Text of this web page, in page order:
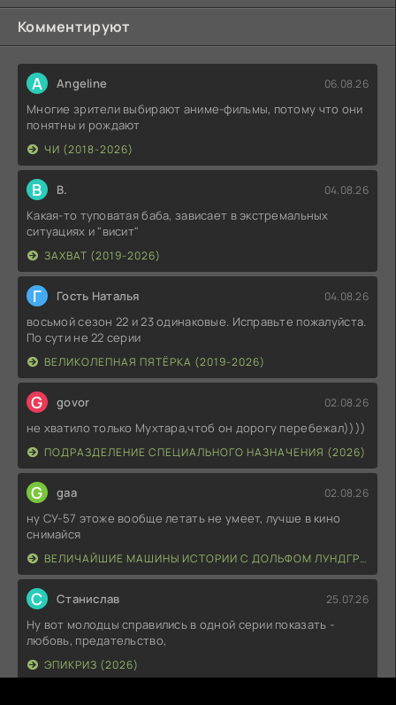
Комментируют
A Angeline 06.08.26
Многие зрители выбирают аниме-фильмы, потому что они
понятны и рождают
ЧИ (2018-2026)
В В. 04.08.26
Какая-то туповатая баба, зависает в экстремальных
ситуациях и "висит"
ЗАХВАТ (2019-2026)
Г Гость Наталья 04.08.26
восьмой сезон 22 и 23 одинаковые. Исправьте пожалуйста.
По сути не 22 серии
ВЕЛИКОЛЕПНАЯ ПЯТЁРКА (2019-2026)
G govor 02.08.26
не хватило только Мухтара,чтоб он дорогу перебежал))))
ПОДРАЗДЕЛЕНИЕ СПЕЦИАЛЬНОГО НАЗНАЧЕНИЯ (2026)
G gaa 02.08.26
ну СУ-57 этоже вообще летать не умеет, лучше в кино
снимайся
ВЕЛИЧАЙШИЕ МАШИНЫ ИСТОРИИ С ДОЛЬФОМ ЛУНДГРЕНОМ (2026)
С Станислав 25.07.26
Ну вот молодцы справились в одной серии показать -
любовь, предательство,
ЭПИКРИЗ (2026)